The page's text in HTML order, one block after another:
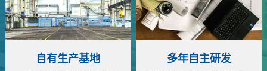
自有生产基地 多年自主研发